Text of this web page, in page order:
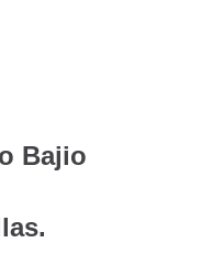
Bajio